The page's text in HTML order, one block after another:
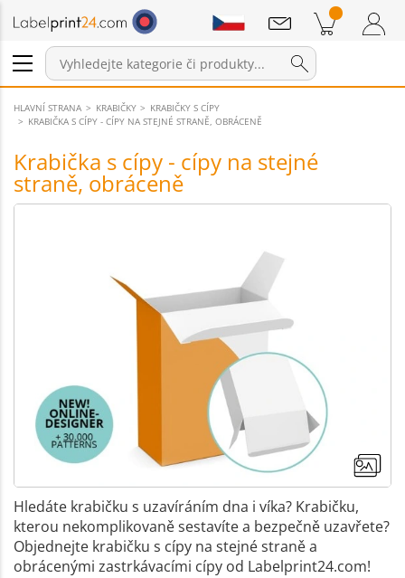
Přihlášení / Registrace
Položky v košíku Nákupní Košík
Sdělení
HLAVNÍ STRANA KRABIČKY
KRABIČKY S CÍPY
KRABIČKA S CÍPY - CÍPY NA STEJNÉ STRANĚ, OBRÁCENĚ
Krabička s cípy - cípy na stejné
straně, obráceně
Hledáte krabičku s uzavíráním dna i víka? Krabičku,
kterou nekomplikovaně sestavíte a bezpečně uzavřete?
Objednejte krabičku s cípy na stejné straně a
obrácenými zastrkávacími cípy od Labelprint24.com!